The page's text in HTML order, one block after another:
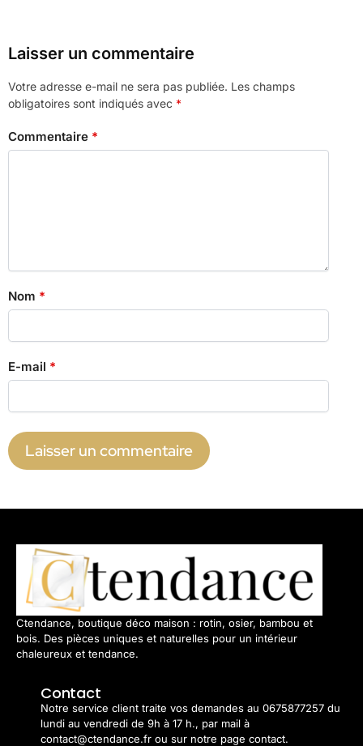
Laisser un commentaire
Votre adresse e-mail ne sera pas publiée. Les champs
obligatoires sont indiqués avec *
Commentaire *
Nom *
E-mail *
Ctendance, boutique déco maison : rotin, osier, bambou et
bois. Des pièces uniques et naturelles pour un intérieur
chaleureux et tendance.
Contact
Notre service client traite vos demandes au 0675877257 du
lundi au vendredi de 9h à 17 h., par mail à
contact@ctendance.fr ou sur notre page contact.